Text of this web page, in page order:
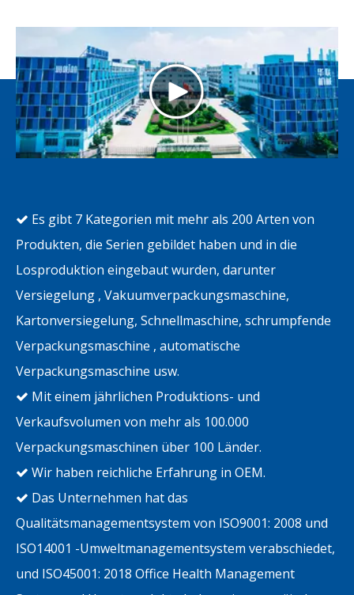
 Es gibt 7 Kategorien mit mehr als 200 Arten von
Produkten, die Serien gebildet haben und in die
Losproduktion eingebaut wurden, darunter
Versiegelung , Vakuumverpackungsmaschine,
Kartonversiegelung, Schnellmaschine, schrumpfende
Verpackungsmaschine , automatische
Verpackungsmaschine usw.
 Mit einem jährlichen Produktions- und
Verkaufsvolumen von mehr als 100.000
Verpackungsmaschinen über 100 Länder.
 Wir haben reichliche Erfahrung in OEM.
 Das Unternehmen hat das
Qualitätsmanagementsystem von ISO9001: 2008 und
ISO14001 -Umweltmanagementsystem verabschiedet,
und ISO45001: 2018 Office Health Management